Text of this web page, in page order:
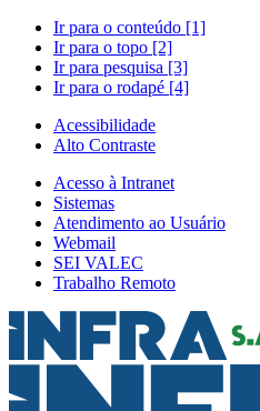
Ir para o conteúdo [1]
Ir para o topo [2]
Ir para pesquisa [3]
Ir para o rodapé [4]
Acessibilidade
Alto Contraste
Acesso à Intranet
Sistemas
Atendimento ao Usuário
Webmail
SEI VALEC
Trabalho Remoto